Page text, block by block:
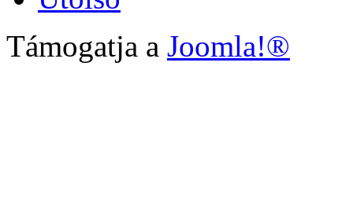
Támogatja a Joomla!®